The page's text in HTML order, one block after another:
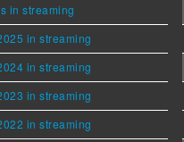
in streaming
in streaming
in streaming
in streaming
in streaming